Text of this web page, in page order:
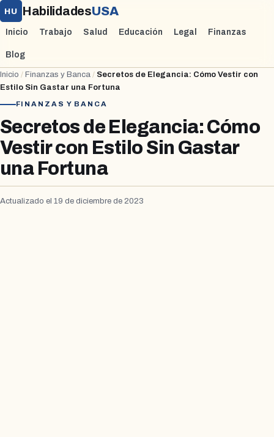
HU HabilidadesUSA
Inicio Trabajo Salud Educación Legal Finanzas
Blog
Inicio / Finanzas y Banca / Secretos de Elegancia: Cómo Vestir con
Estilo Sin Gastar una Fortuna
FINANZAS Y BANCA
Secretos de Elegancia: Cómo
Vestir con Estilo Sin Gastar
una Fortuna
Actualizado el 19 de diciembre de 2023